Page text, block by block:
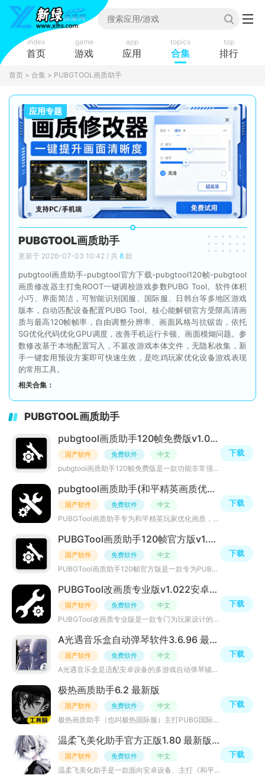
index
首页
game
游戏
app
应用
topics
合集
top
排行
首页 > 合集 > PUBGTOOL画质助手
应用专题
PUBGTOOL画质助手
更新于 2026-07-03 10:42 / 共 8 款
pubgtool画质助手-pubgtool官方下载-pubgtool120帧-pubgtool
画质修改器主打免ROOT一键调校游戏参数PUBG Tool。软件体积
小巧、界面简洁，可智能识别国服、国际服、日韩台等多地区游戏
版本，自动匹配设备配置PUBG Tool。核心能解锁官方受限高清画
质与最高120帧帧率，自由调整分辨率、画面风格与抗锯齿，依托
SG优化代码优化GPU调度，改善手机运行卡顿、画面模煳问题。参
数修改基于本地配置写入，不篡改游戏本体文件，无隐私收集，新
手一键套用预设方案即可快速生效，是吃鸡玩家优化设备游戏表现
的常用工具。
相关合集：
PUBGTOOL画质助手
pubgtool画质助手120帧免费版v1.0.8.8 安卓最新版
国产软件 免费软件 中文
pubgtool画质助手120帧免费版是一款功能非常强大的游戏辅助工具，支持和平精英、和平精英体验服、和平精英国
下载
pubgtool画质助手(和平精英画质优化)v1.0.8.8 免费版
国产软件 免费软件 中文
PUBGTool画质助手专为和平精英玩家优化画质，无需ROOT权限，一键开启。能适配各版本，有智能匹配与个性化设
下载
PUBGTool画质助手120帧官方版v1.0.8.5安卓最新版
国产软件 免费软件 中文
PUBGTool画质助手120帧官方版是一款专为PUBG玩家设计的优化工具，它可以帮助玩家提升游戏画质，提高游戏体验
下载
PUBGTool改画质专业版v1.022安卓最新版
国产软件 免费软件 中文
PUBGTool改画质专业版是一款专门为玩家设计的图像质量优化工具。通过该软件，玩家可以根据个人需求调整游戏
下载
A光遇音乐盒自动弹琴软件3.6.96 最新版
国产软件 免费软件 中文
A光遇音乐盒是适配安卓设备的多游戏自动弹琴辅助软件，主打一键自动弹奏曲目，曲库存量超51600首，每日持续
下载
极热画质助手6.2 最新版
国产软件 免费软件 中文
极热画质助手（也叫极热国际服）主打PUBG国际服、地铁逃生等吃鸡类手游画质自定义修改，主打免费解锁机型原
下载
温柔飞美化助手官方正版1.80 最新版本
国产软件 免费软件 中文
温柔飞美化助手是一款面向安卓设备、主打《和平精英》的免费游戏辅助工具，该软件主打游戏视觉美化与画质优
下载